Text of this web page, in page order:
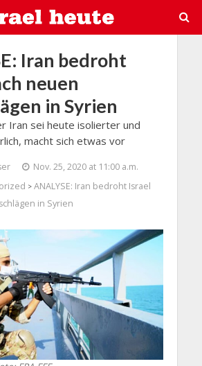
Iran bedroht
neuen
in Syrien
Iran sei heute isolierter und
macht sich etwas vor
Nov. 25, 2020 at 11:00 a.m.
> ANALYSE: Iran bedroht Israel
in Syrien